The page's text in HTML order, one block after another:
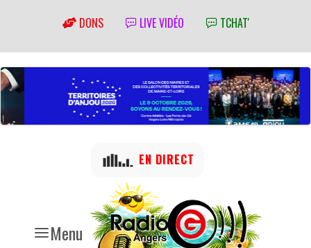
DONS LIVE VIDÉO TCHAT'
Menu
EN DIRECT